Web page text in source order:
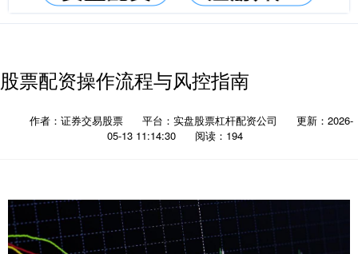
股票配资操作流程与风控指南
作者：证券交易股票 平台：实盘股票杠杆配资公司
更新：2026-
05-13 11:14:30
阅读：194